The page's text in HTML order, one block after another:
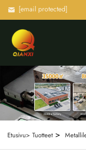
[email protected]
Etusivu> Tuotteet >